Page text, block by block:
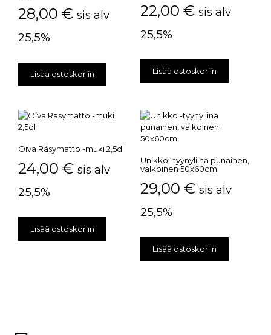
28,00 € sis alv
25,5%
Lisää ostoskoriin
22,00 € sis alv
25,5%
Lisää ostoskoriin
Oiva Räsymatto -muki 2,5dl
24,00 € sis alv
25,5%
Lisää ostoskoriin
Unikko -tyynyliina punainen,
valkoinen 50x60cm
29,00 € sis alv
25,5%
Lisää ostoskoriin